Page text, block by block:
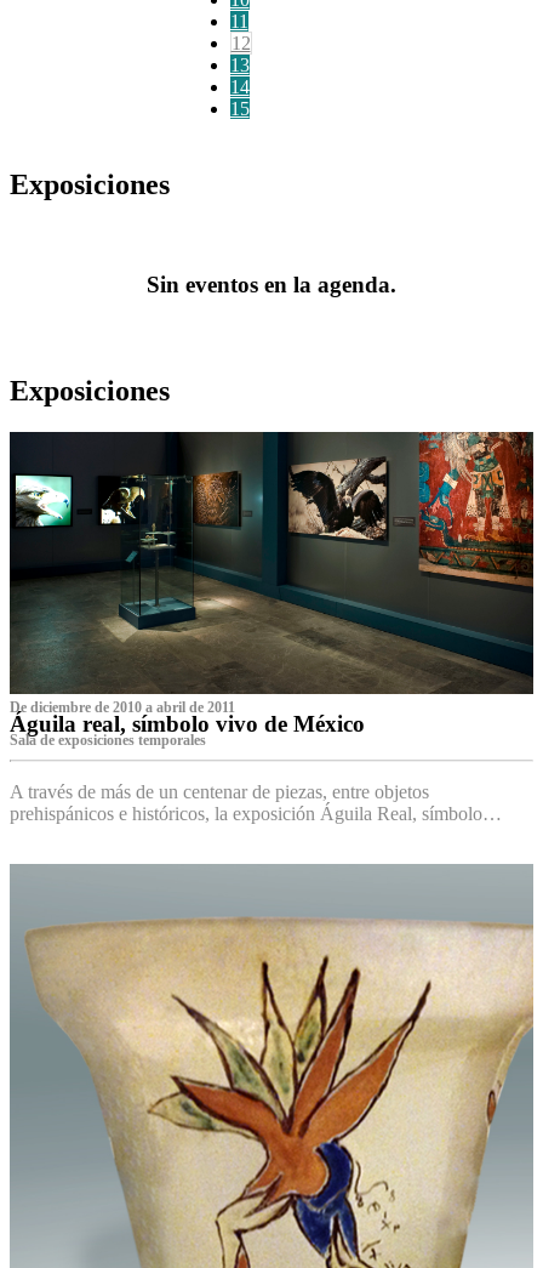
11
12
13
14
15
Exposiciones
Sin eventos en la agenda.
Exposiciones
De diciembre de 2010 a abril de 2011
Águila real, símbolo vivo de México
Sala de exposiciones temporales
A través de más de un centenar de piezas, entre objetos
prehispánicos e históricos, la exposición Águila Real, símbolo…